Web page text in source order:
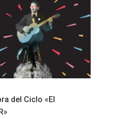
del Ciclo «El